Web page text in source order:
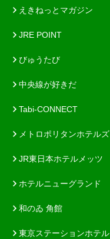
えきねっとマガジン
JRE POINT
びゅうたび
中央線が好きだ
Tabi-CONNECT
メトロポリタンホテルズ
JR東日本ホテルメッツ
ホテルニューグランド
和のゐ 角館
東京ステーションホテル